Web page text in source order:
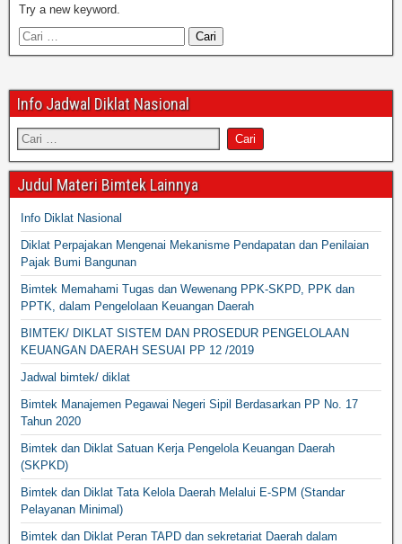
Try a new keyword.
Info Jadwal Diklat Nasional
Judul Materi Bimtek Lainnya
Info Diklat Nasional
Diklat Perpajakan Mengenai Mekanisme Pendapatan dan Penilaian
Pajak Bumi Bangunan
Bimtek Memahami Tugas dan Wewenang PPK-SKPD, PPK dan
PPTK, dalam Pengelolaan Keuangan Daerah
BIMTEK/ DIKLAT SISTEM DAN PROSEDUR PENGELOLAAN
KEUANGAN DAERAH SESUAI PP 12 /2019
Jadwal bimtek/ diklat
Bimtek Manajemen Pegawai Negeri Sipil Berdasarkan PP No. 17
Tahun 2020
Bimtek dan Diklat Satuan Kerja Pengelola Keuangan Daerah
(SKPKD)
Bimtek dan Diklat Tata Kelola Daerah Melalui E-SPM (Standar
Pelayanan Minimal)
Bimtek dan Diklat Peran TAPD dan sekretariat Daerah dalam